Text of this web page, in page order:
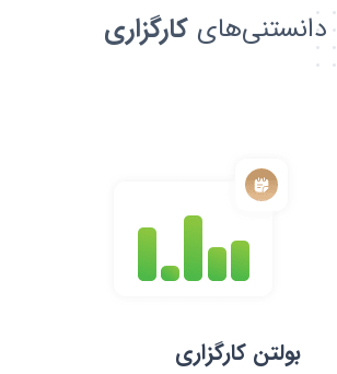
دانستنی‌های کارگزاری
بولتن کارگزاری